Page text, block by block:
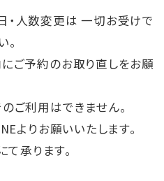
人数変更は 一切お受けで
。
ご予約のお取り直しをお願
ご利用はできません。
よりお願いいたします。
て承ります。